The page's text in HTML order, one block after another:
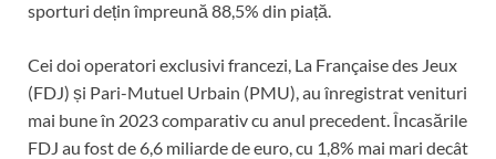
sporturi dețin împreună 88,5% din piață.
Cei doi operatori exclusivi francezi, La Française des Jeux
(FDJ) și Pari-Mutuel Urbain (PMU), au înregistrat venituri
mai bune în 2023 comparativ cu anul precedent. Încasările
FDJ au fost de 6,6 miliarde de euro, cu 1,8% mai mari decât